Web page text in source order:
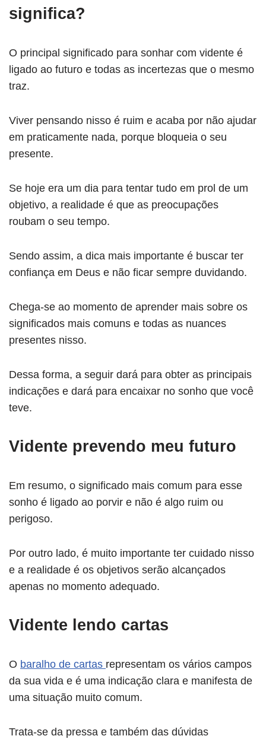
significa?
O principal significado para sonhar com vidente é
ligado ao futuro e todas as incertezas que o mesmo
traz.
Viver pensando nisso é ruim e acaba por não ajudar
em praticamente nada, porque bloqueia o seu
presente.
Se hoje era um dia para tentar tudo em prol de um
objetivo, a realidade é que as preocupações
roubam o seu tempo.
Sendo assim, a dica mais importante é buscar ter
confiança em Deus e não ficar sempre duvidando.
Chega-se ao momento de aprender mais sobre os
significados mais comuns e todas as nuances
presentes nisso.
Dessa forma, a seguir dará para obter as principais
indicações e dará para encaixar no sonho que você
teve.
Vidente prevendo meu futuro
Em resumo, o significado mais comum para esse
sonho é ligado ao porvir e não é algo ruim ou
perigoso.
Por outro lado, é muito importante ter cuidado nisso
e a realidade é os objetivos serão alcançados
apenas no momento adequado.
Vidente lendo cartas
O baralho de cartas representam os vários campos
da sua vida e é uma indicação clara e manifesta de
uma situação muito comum.
Trata-se da pressa e também das dúvidas